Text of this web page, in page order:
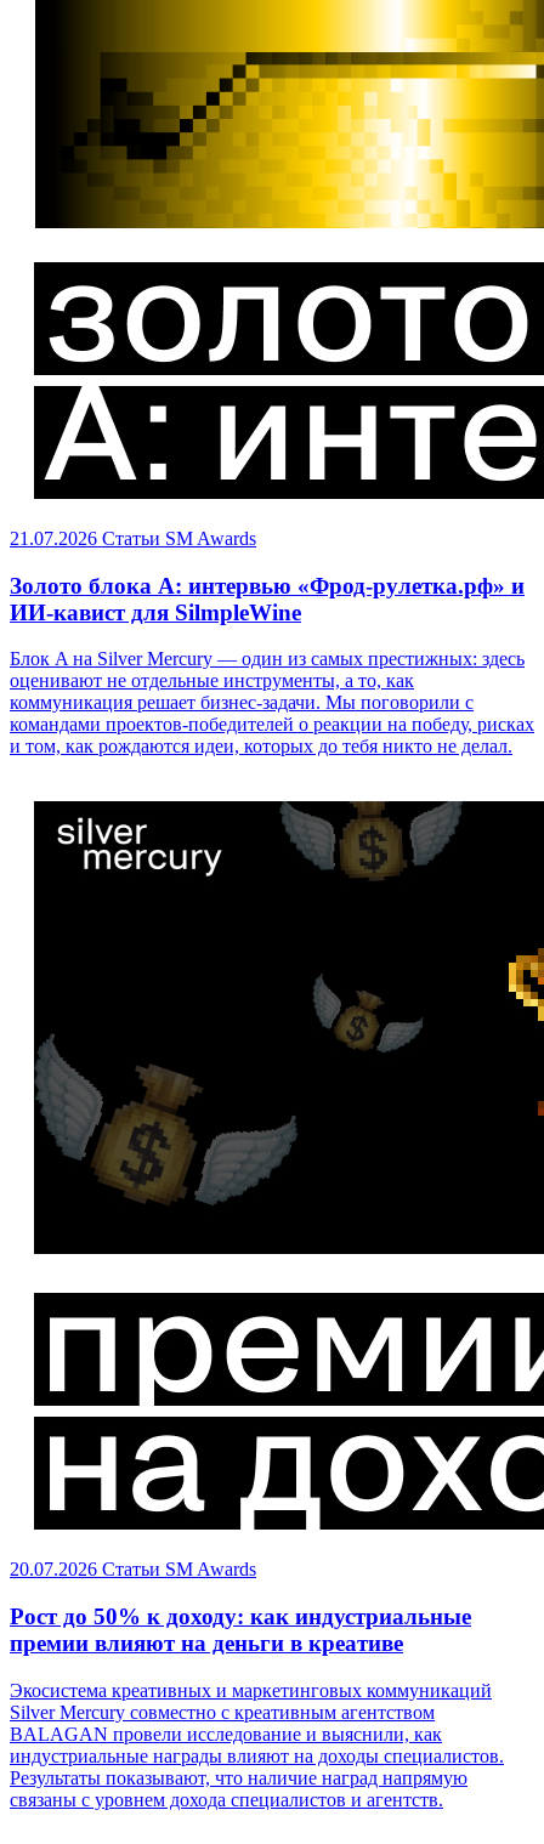
21.07.2026 Статьи SM Awards
Золото блока A: интервью «Фрод-рулетка.рф» и
ИИ-кавист для SilmpleWine
Блок A на Silver Mercury — один из самых престижных: здесь
оценивают не отдельные инструменты, а то, как
коммуникация решает бизнес-задачи. Мы поговорили с
командами проектов-победителей о реакции на победу, рисках
и том, как рождаются идеи, которых до тебя никто не делал.
20.07.2026 Статьи SM Awards
Рост до 50% к доходу: как индустриальные
премии влияют на деньги в креативе
Экосистема креативных и маркетинговых коммуникаций
Silver Mercury совместно с креативным агентством
BALAGAN провели исследование и выяснили, как
индустриальные награды влияют на доходы специалистов.
Результаты показывают, что наличие наград напрямую
связаны с уровнем дохода специалистов и агентств.